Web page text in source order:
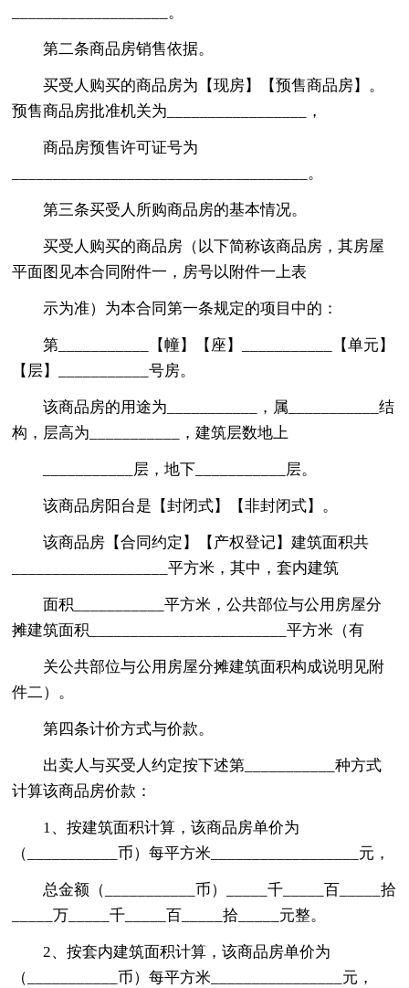
___________________。
第二条商品房销售依据。
买受人购买的商品房为【现房】【预售商品房】。
预售商品房批准机关为_________________，
商品房预售许可证号为
____________________________________。
第三条买受人所购商品房的基本情况。
买受人购买的商品房（以下简称该商品房，其房屋
平面图见本合同附件一，房号以附件一上表
示为准）为本合同第一条规定的项目中的：
第___________【幢】【座】___________【单元】
【层】___________号房。
该商品房的用途为___________，属___________结
构，层高为___________，建筑层数地上
___________层，地下___________层。
该商品房阳台是【封闭式】【非封闭式】。
该商品房【合同约定】【产权登记】建筑面积共
___________________平方米，其中，套内建筑
面积___________平方米，公共部位与公用房屋分
摊建筑面积________________________平方米（有
关公共部位与公用房屋分摊建筑面积构成说明见附
件二）。
第四条计价方式与价款。
出卖人与买受人约定按下述第___________种方式
计算该商品房价款：
1、按建筑面积计算，该商品房单价为
（___________币）每平方米__________________元，
总金额（___________币）_____千_____百_____拾
_____万_____千_____百_____拾_____元整。
2、按套内建筑面积计算，该商品房单价为
（___________币）每平方米________________元，